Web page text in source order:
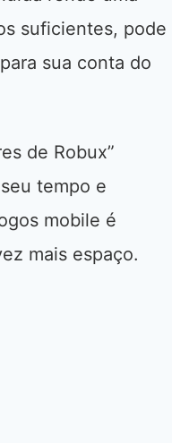
suficientes, pode
sua conta do
de Robux”
tempo e
mobile é
mais espaço.